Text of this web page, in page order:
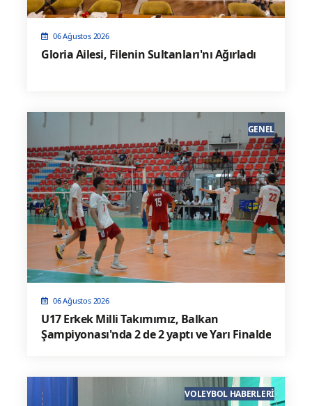
06 Ağustos 2026
Gloria Ailesi, Filenin Sultanları'nı Ağırladı
06 Ağustos 2026
U17 Erkek Milli Takımımız, Balkan
Şampiyonası'nda 2 de 2 yaptı ve Yarı Finalde
GENEL
VOLEYBOL HABERLERI